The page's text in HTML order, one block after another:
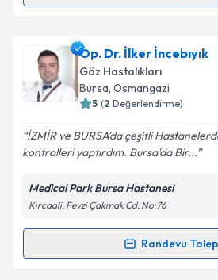
Kişisel verilerimin
kapsamda işlenmesini kabul
Takvim Talebini
Op. Dr. Özgür Mutlueriçin
oluşturun. Size bu uzmandan
takvim hazırlandığında e-posta
Kişisel verilerimin
Metni'ni okudum ve kişisel
kapsamda işlenmesini kabul
Op. Dr. İlker İncebıyık
Göz Hastalıkları
Bursa, Osmangazi
5 (2 Değerlendirme)
İZMİR ve BURSA'da çeşitli
kontrolleri yaptırdım. Bursa'da Bir...
Medical Park Bursa Hastanesi
Kırcaali, Fevzi Çakmak Cd. No:76
Randevu
Randevu Takvimi Talebi